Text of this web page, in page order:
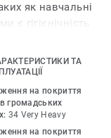
як навчальні
гігієнічність
поверхня
догляд.
з іншими
ТА
на покриття
громадських
34 Very Heavy
на покриття